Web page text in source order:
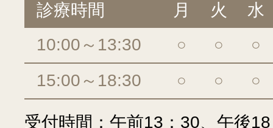
診療時間 月 火
水
10:00～13:30
○ ○ ○
15:00～18:30 ○ ○ ○
受付時間：午前13：30、午後